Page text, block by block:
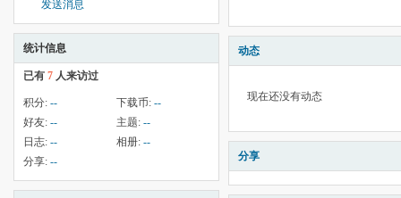
发送消息
统计信息
已有 7 人来访过
积分: -- 下载币: --
好友: -- 主题: --
日志: -- 相册: --
分享: --
动态
现在还没有动态
分享